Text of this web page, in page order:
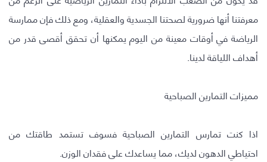
معرفتنا أنها ضرورية لصحتنا الجسدية والعقلية، ومع ذلك فإن ممارسة
الرياضة في أوقات معينة من اليوم يمكنها أن تحقق أقصى قدر من
أهداف اللياقة لدينا.
مميزات التمارين الصباحية
اذا كنت تمارس التمارين الصباحية فسوف تستمد طاقتك من
احتياطي الدهون لديك، مما يساعدك على فقدان الوزن.